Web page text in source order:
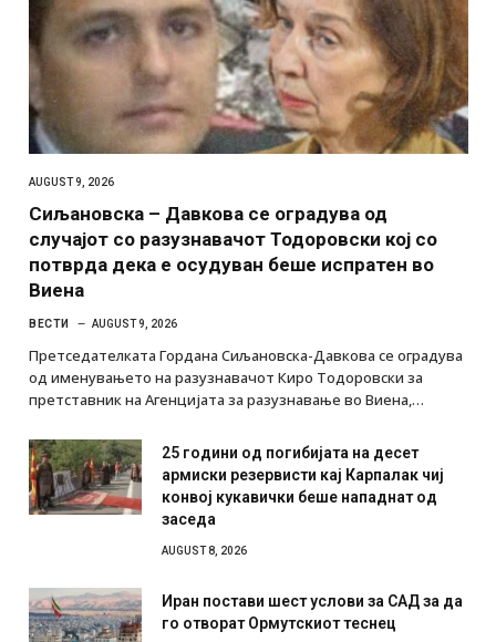
AUGUST 9, 2026
Сиљановска – Давкова се оградува од
случајот со разузнавачот Тодоровски кој со
потврда дека е осудуван беше испратен во
Виена
ВЕСТИ AUGUST 9, 2026
Претседателката Гордана Сиљановска-Давкова се оградува
од именувањето на разузнавачот Киро Тодоровски за
претставник на Агенцијата за разузнавање во Виена,…
25 години од погибијата на десет
армиски резервисти кај Карпалак чиј
конвој кукавички беше нападнат од
заседа
AUGUST 8, 2026
Иран постави шест услови за САД за да
го отворат Ормутскиот теснец